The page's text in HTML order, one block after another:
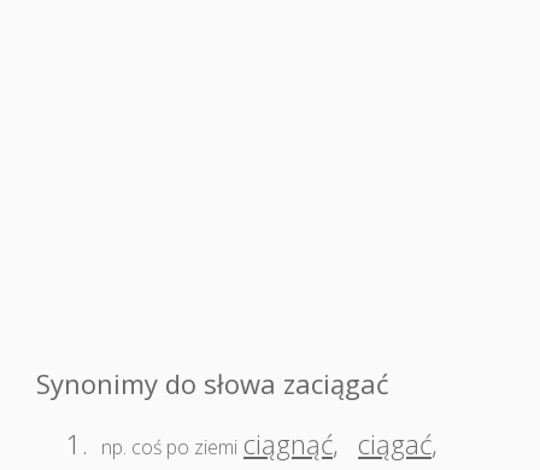
Synonimy do słowa zaciągać
1.
np. coś po ziemi ciągnąć, ciągać,